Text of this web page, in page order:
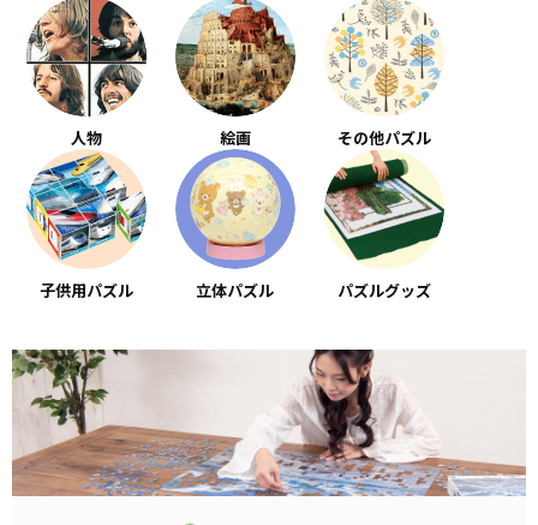
人物 絵画 その他パズル
子供用パズル 立体パズル パズルグッズ